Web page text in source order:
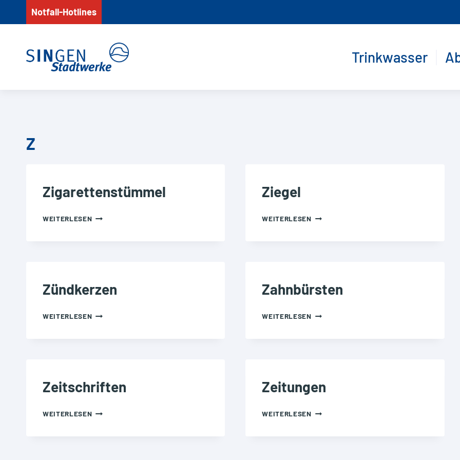
Notfall-Hotlines
Trinkwasser
Z
Zigarettenstümmel
WEITERLESENZIGARETTENSTÜMMEL
Ziegel
WEITERLESENZIEGEL
Zündkerzen
WEITERLESENZÜNDKERZEN
Zahnbürsten
WEITERLESENZAHNBÜRSTEN
Zeitschriften
WEITERLESENZEITSCHRIFTEN
Zeitungen
WEITERLESENZEITUNGEN